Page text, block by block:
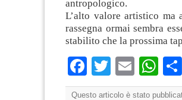
antropologico.
L’alto valore artistico
rassegna ormai sembra
stabilito che la prossima
Facebook
TwitterEmail
Questo articolo è stato